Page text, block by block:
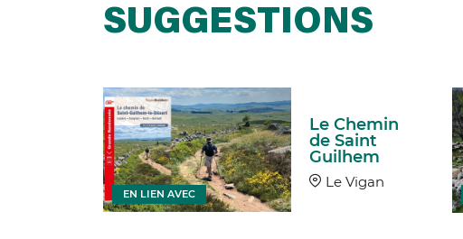
SUGGESTIONS
Le Chemin
de Saint
Guilhem
Le Vigan
EN LIEN AVEC